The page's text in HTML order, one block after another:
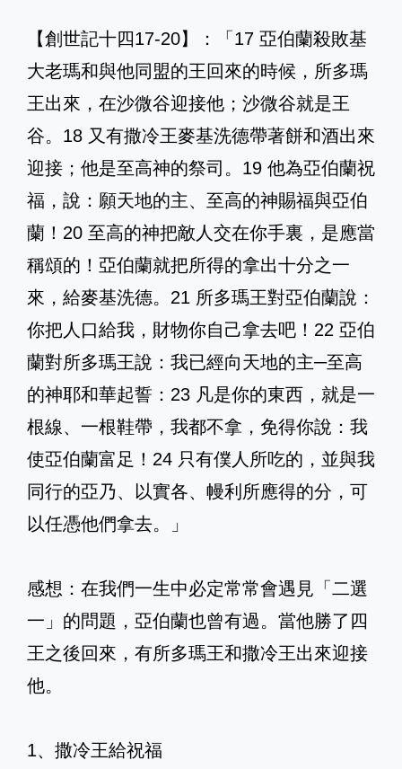
【創世記十四17-20】：「17 亞伯蘭殺敗基
大老瑪和與他同盟的王回來的時候，所多瑪
王出來，在沙微谷迎接他；沙微谷就是王
谷。18 又有撒冷王麥基洗德帶著餅和酒出來
迎接；他是至高神的祭司。19 他為亞伯蘭祝
福，說：願天地的主、至高的神賜福與亞伯
蘭！20 至高的神把敵人交在你手裏，是應當
稱頌的！亞伯蘭就把所得的拿出十分之一
來，給麥基洗德。21 所多瑪王對亞伯蘭說：
你把人口給我，財物你自己拿去吧！22 亞伯
蘭對所多瑪王說：我已經向天地的主─至高
的神耶和華起誓：23 凡是你的東西，就是一
根線、一根鞋帶，我都不拿，免得你說：我
使亞伯蘭富足！24 只有僕人所吃的，並與我
同行的亞乃、以實各、幔利所應得的分，可
以任憑他們拿去。」
感想：在我們一生中必定常常會遇見「二選
一」的問題，亞伯蘭也曾有過。當他勝了四
王之後回來，有所多瑪王和撒冷王出來迎接
他。
1、撒冷王給祝福